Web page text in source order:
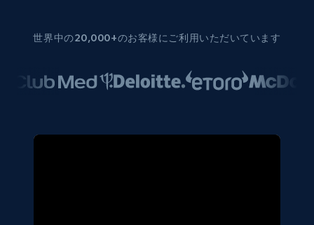
世界中の20,000+のお客様にご利用いただいています